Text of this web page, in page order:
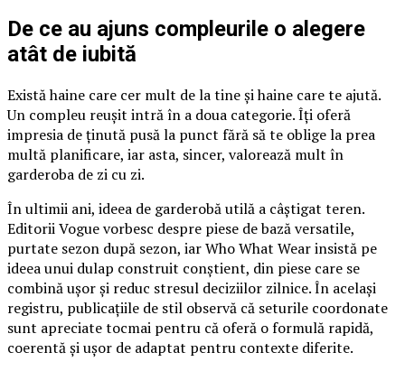
De ce au ajuns compleurile o alegere
atât de iubită
Există haine care cer mult de la tine și haine care te ajută.
Un compleu reușit intră în a doua categorie. Îți oferă
impresia de ținută pusă la punct fără să te oblige la prea
multă planificare, iar asta, sincer, valorează mult în
garderoba de zi cu zi.
În ultimii ani, ideea de garderobă utilă a câștigat teren.
Editorii Vogue vorbesc despre piese de bază versatile,
purtate sezon după sezon, iar Who What Wear insistă pe
ideea unui dulap construit conștient, din piese care se
combină ușor și reduc stresul deciziilor zilnice. În același
registru, publicațiile de stil observă că seturile coordonate
sunt apreciate tocmai pentru că oferă o formulă rapidă,
coerentă și ușor de adaptat pentru contexte diferite.